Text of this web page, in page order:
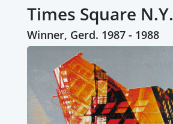
Times Square N.Y.
Winner, Gerd. 1987 - 1988